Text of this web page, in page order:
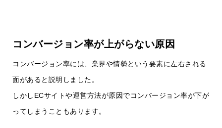
コンバージョン率が上がらない原因
コンバージョン率には、業界や情勢という要素に左右される
面があると説明しました。
しかしECサイトや運営方法が原因でコンバージョン率が下が
ってしまうこともあります。